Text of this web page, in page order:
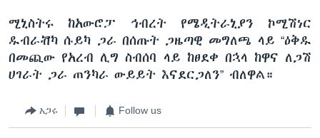
ሚኒስትሩ ከአውሮፓ ኅብረት የሜዲትራኒያን ኮሚሽነር
ዱብራቭካ ሱይካ ጋራ በሰጡት ጋዜጣዊ መግለጫ ላይ “ዕቅዱ
በመጪው የአረብ ሊግ ስብሰባ ላይ ከፀደቀ በኋላ ከዋና ለጋሽ
ሀገራት ጋራ ጠንካራ ውይይት እናደርጋለን” ብለዋል።
አጋሩ Follow us